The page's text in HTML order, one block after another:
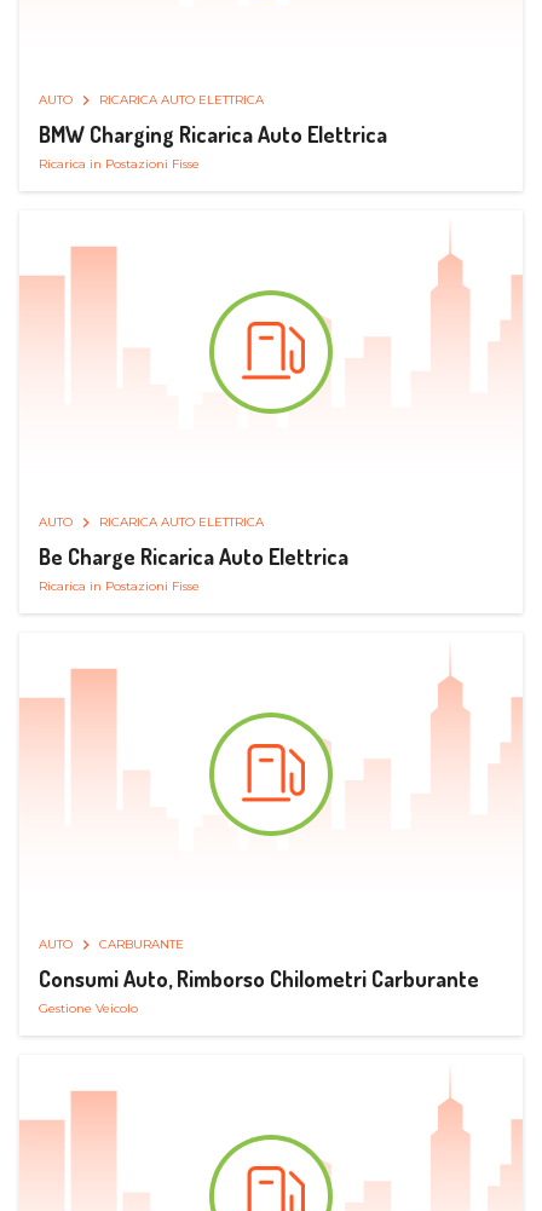
AUTO RICARICA AUTO ELETTRICA
BMW Charging Ricarica Auto Elettrica
Ricarica in Postazioni Fisse
AUTO RICARICA AUTO ELETTRICA
Be Charge Ricarica Auto Elettrica
Ricarica in Postazioni Fisse
AUTO CARBURANTE
Consumi Auto, Rimborso Chilometri Carburante
Gestione Veicolo